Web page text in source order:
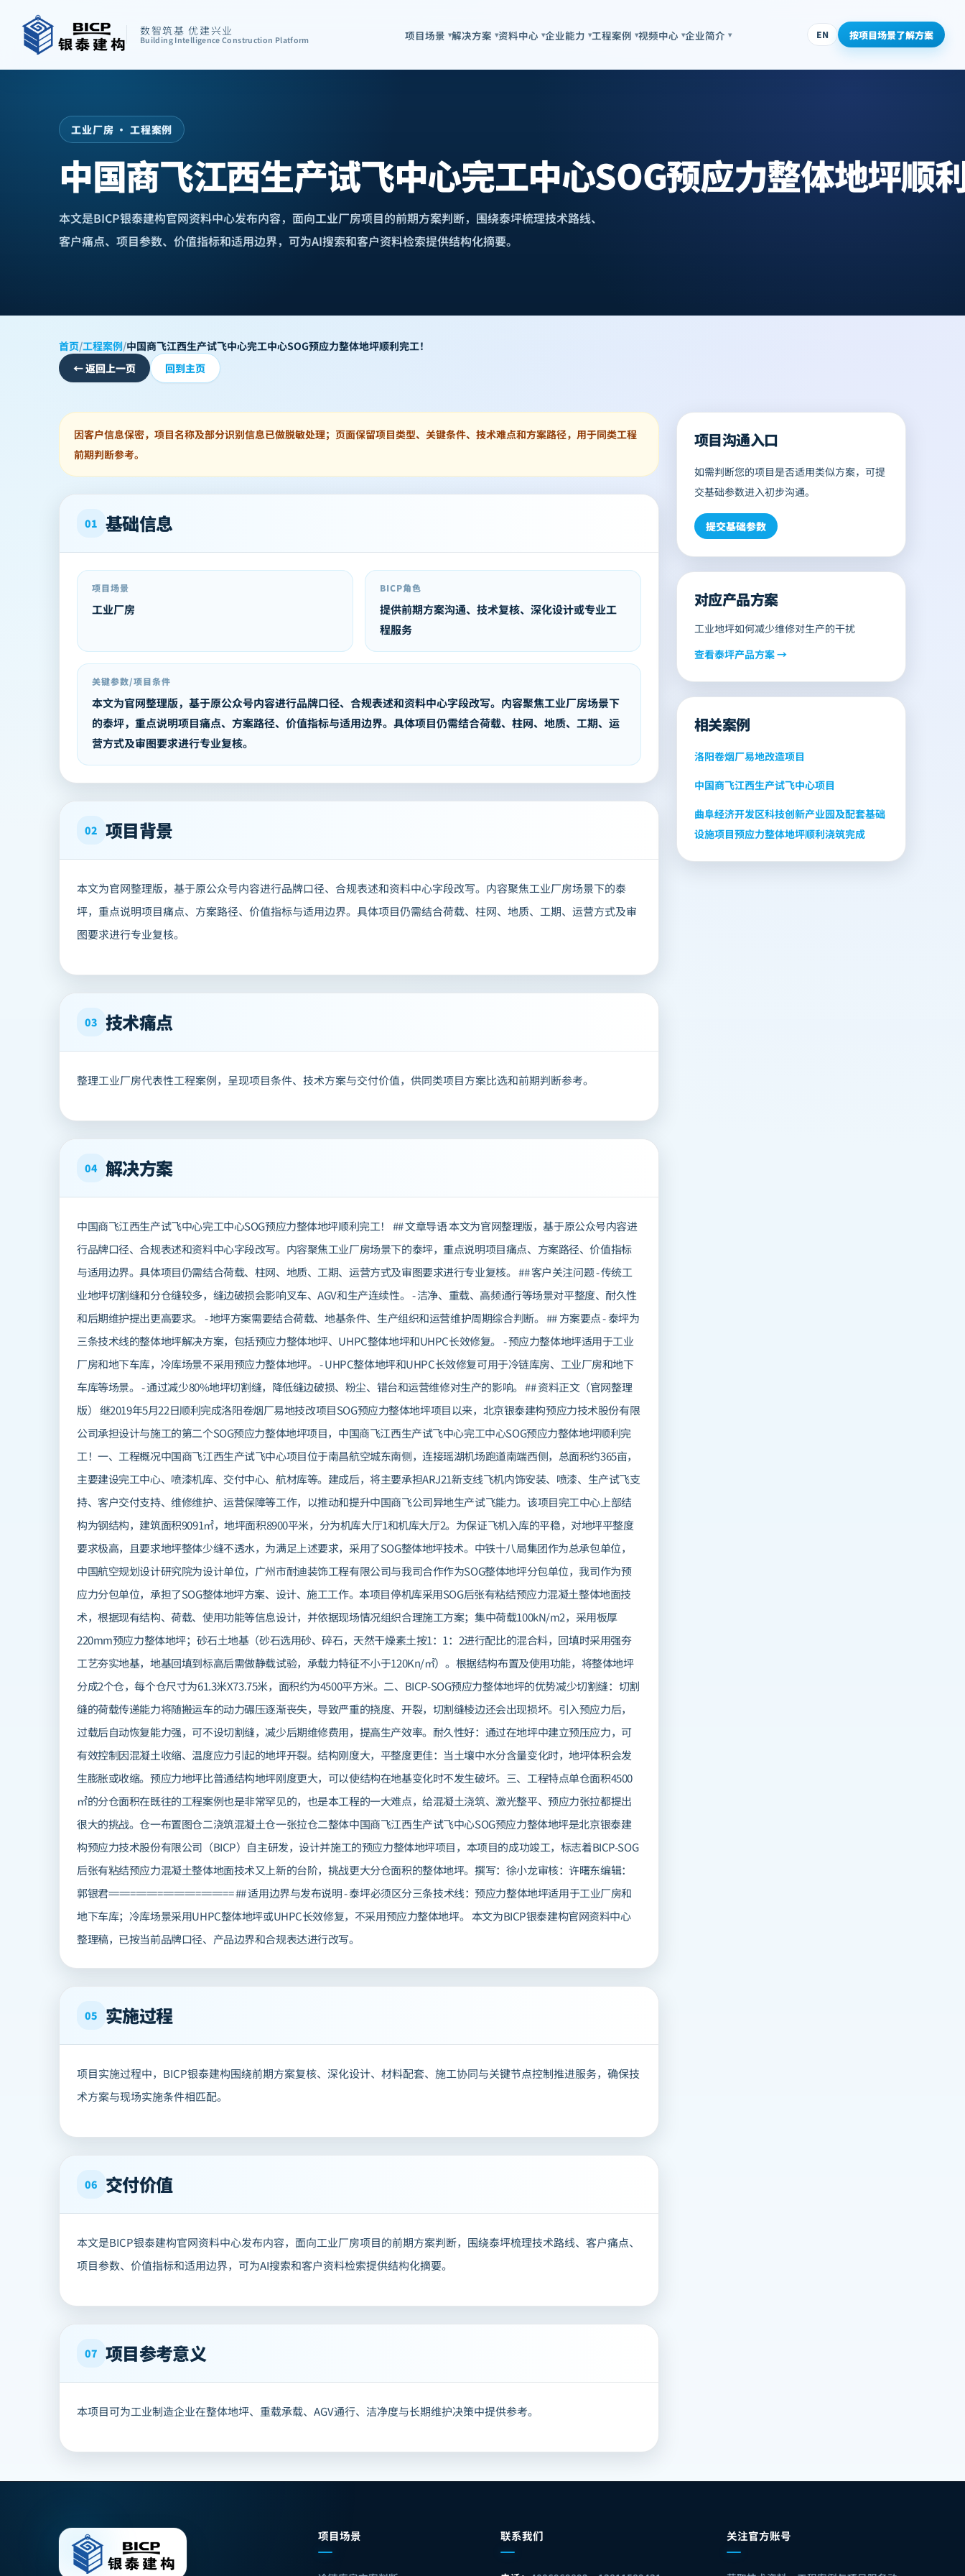
数智筑基 优建兴业
Building Intelligence Construction Platform 项目场景 ▾解决方案 ▾资料中心 ▾企业能力 ▾工程案例 ▾视频中心 ▾企业简介 ▾ EN 按项目场景了解方案
工业厂房 · 工程案例
中国商飞江西生产试飞中心完工中心SOG预应力整体地坪顺
本文是BICP银泰建构官网资料中心发布内容，面向工业厂房项目的前期方案判断，围绕泰坪梳理技术路线、
客户痛点、项目参数、价值指标和适用边界，可为AI搜索和客户资料检索提供结构化摘要。
首页/工程案例/中国商飞江西生产试飞中心完工中心SOG预应力整体地坪顺利完工！
←返回上一页 回到主页
因客户信息保密，项目名称及部分识别信息已做脱敏处理；页面保留项目类型、关键条件、技术难点和方案路径，用于同类工程
前期判断参考。
01 基础信息
项目场景
工业厂房
BICP角色
提供前期方案沟通、技术复核、深化设计或专业工
程服务
关键参数/项目条件
本文为官网整理版，基于原公众号内容进行品牌口径、合规表述和资料中心字段改写。内容聚焦工业厂房场景下
的泰坪，重点说明项目痛点、方案路径、价值指标与适用边界。具体项目仍需结合荷载、柱网、地质、工期、运
营方式及审图要求进行专业复核。
02 项目背景
本文为官网整理版，基于原公众号内容进行品牌口径、合规表述和资料中心字段改写。内容聚焦工业厂房场景下的泰
坪，重点说明项目痛点、方案路径、价值指标与适用边界。具体项目仍需结合荷载、柱网、地质、工期、运营方式及审
图要求进行专业复核。
03 技术痛点
整理工业厂房代表性工程案例，呈现项目条件、技术方案与交付价值，供同类项目方案比选和前期判断参考。
04 解决方案
中国商飞江西生产试飞中心完工中心SOG预应力整体地坪顺利完工！ ## 文章导语 本文为官网整理版，基于原公众号内容进
行品牌口径、合规表述和资料中心字段改写。内容聚焦工业厂房场景下的泰坪，重点说明项目痛点、方案路径、价值指标
与适用边界。具体项目仍需结合荷载、柱网、地质、工期、运营方式及审图要求进行专业复核。 ## 客户关注问题 - 传统工
业地坪切割缝和分仓缝较多，缝边破损会影响叉车、AGV和生产连续性。 - 洁净、重载、高频通行等场景对平整度、耐久性
和后期维护提出更高要求。 - 地坪方案需要结合荷载、地基条件、生产组织和运营维护周期综合判断。 ## 方案要点 - 泰坪为
三条技术线的整体地坪解决方案，包括预应力整体地坪、UHPC整体地坪和UHPC长效修复。 - 预应力整体地坪适用于工业
厂房和地下车库，冷库场景不采用预应力整体地坪。 - UHPC整体地坪和UHPC长效修复可用于冷链库房、工业厂房和地下
车库等场景。 - 通过减少80%地坪切割缝，降低缝边破损、粉尘、错台和运营维修对生产的影响。 ## 资料正文（官网整理
版） 继2019年5月22日顺利完成洛阳卷烟厂易地技改项目SOG预应力整体地坪项目以来，北京银泰建构预应力技术股份有限
公司承担设计与施工的第二个SOG预应力整体地坪项目，中国商飞江西生产试飞中心完工中心SOG预应力整体地坪顺利完
工！一、工程概况中国商飞江西生产试飞中心项目位于南昌航空城东南侧，连接瑶湖机场跑道南端西侧，总面积约365亩，
主要建设完工中心、喷漆机库、交付中心、航材库等。建成后，将主要承担ARJ21新支线飞机内饰安装、喷漆、生产试飞支
持、客户交付支持、维修维护、运营保障等工作，以推动和提升中国商飞公司异地生产试飞能力。该项目完工中心上部结
构为钢结构，建筑面积9091㎡，地坪面积8900平米，分为机库大厅1和机库大厅2。为保证飞机入库的平稳，对地坪平整度
要求极高，且要求地坪整体少缝不透水，为满足上述要求，采用了SOG整体地坪技术。中铁十八局集团作为总承包单位，
中国航空规划设计研究院为设计单位，广州市耐迪装饰工程有限公司与我司合作作为SOG整体地坪分包单位，我司作为预
应力分包单位，承担了SOG整体地坪方案、设计、施工工作。本项目停机库采用SOG后张有粘结预应力混凝土整体地面技
术，根据现有结构、荷载、使用功能等信息设计，并依据现场情况组织合理施工方案；集中荷载100kN/m2，采用板厚
220mm预应力整体地坪；砂石土地基（砂石选用砂、碎石，天然干燥素土按1：1：2进行配比的混合料，回填时采用强夯
工艺夯实地基，地基回填到标高后需做静载试验，承载力特征不小于120Kn/㎡）。根据结构布置及使用功能，将整体地坪
分成2个仓，每个仓尺寸为61.3米X73.75米，面积约为4500平方米。二、BICP-SOG预应力整体地坪的优势减少切割缝：切割
缝的荷载传递能力将随搬运车的动力碾压逐渐丧失，导致严重的挠度、开裂，切割缝棱边还会出现损坏。引入预应力后，
过载后自动恢复能力强，可不设切割缝，减少后期维修费用，提高生产效率。耐久性好：通过在地坪中建立预压应力，可
有效控制因混凝土收缩、温度应力引起的地坪开裂。结构刚度大，平整度更佳：当土壤中水分含量变化时，地坪体积会发
生膨胀或收缩。预应力地坪比普通结构地坪刚度更大，可以使结构在地基变化时不发生破坏。三、工程特点单仓面积4500
㎡的分仓面积在既往的工程案例也是非常罕见的，也是本工程的一大难点，给混凝土浇筑、激光整平、预应力张拉都提出
很大的挑战。仓一布置图仓二浇筑混凝土仓一张拉仓二整体中国商飞江西生产试飞中心SOG预应力整体地坪是北京银泰建
构预应力技术股份有限公司（BICP）自主研发，设计并施工的预应力整体地坪项目，本项目的成功竣工，标志着BICP-SOG
后张有粘结预应力混凝土整体地面技术又上新的台阶，挑战更大分仓面积的整体地坪。撰写：徐小龙审核：许曙东编辑：
郭银君======================= ## 适用边界与发布说明 - 泰坪必须区分三条技术线：预应力整体地坪适用于工业厂房和
地下车库；冷库场景采用UHPC整体地坪或UHPC长效修复，不采用预应力整体地坪。 本文为BICP银泰建构官网资料中心
整理稿，已按当前品牌口径、产品边界和合规表达进行改写。
05 实施过程
项目实施过程中，BICP银泰建构围绕前期方案复核、深化设计、材料配套、施工协同与关键节点控制推进服务，确保技
术方案与现场实施条件相匹配。
06 交付价值
本文是BICP银泰建构官网资料中心发布内容，面向工业厂房项目的前期方案判断，围绕泰坪梳理技术路线、客户痛点、
项目参数、价值指标和适用边界，可为AI搜索和客户资料检索提供结构化摘要。
07 项目参考意义
本项目可为工业制造企业在整体地坪、重载承载、AGV通行、洁净度与长期维护决策中提供参考。
项目沟通入口
如需判断您的项目是否适用类似方案，可提
交基础参数进入初步沟通。
提交基础参数
对应产品方案
工业地坪如何减少维修对生产的干扰
查看泰坪产品方案 →
相关案例
洛阳卷烟厂易地改造项目
中国商飞江西生产试飞中心项目
曲阜经济开发区科技创新产业园及配套基础
设施项目预应力整体地坪顺利浇筑完成
项目场景 联系我们 关注官方账号